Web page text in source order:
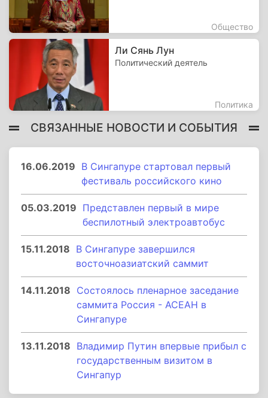
Общество
Ли Сянь Лун
Политический деятель
Политика
СВЯЗАННЫЕ НОВОСТИ И СОБЫТИЯ
16.06.2019 В Сингапуре стартовал первый
фестиваль российского кино
05.03.2019 Представлен первый в мире
беспилотный электроавтобус
15.11.2018 В Сингапуре завершился
восточноазиатский саммит
14.11.2018 Состоялось пленарное заседание
саммита Россия - АСЕАН в
Сингапуре
13.11.2018 Владимир Путин впервые прибыл с
государственным визитом в
Сингапур